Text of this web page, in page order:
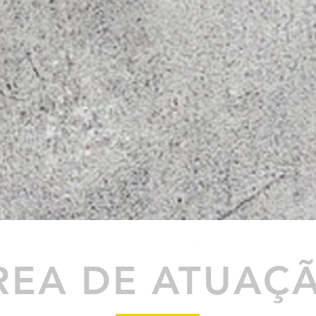
DE